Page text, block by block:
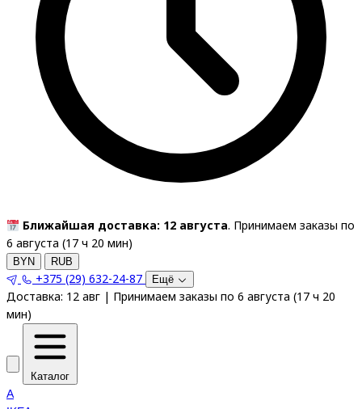
Ближайшая доставка: 12 августа. Принимаем заказы по
6 августа (17 ч 20 мин)
BYN RUB
+375 (29) 632-24-87 Ещё
Доставка: 12 авг | Принимаем заказы по 6 августа (17 ч 20
мин)
Каталог
A